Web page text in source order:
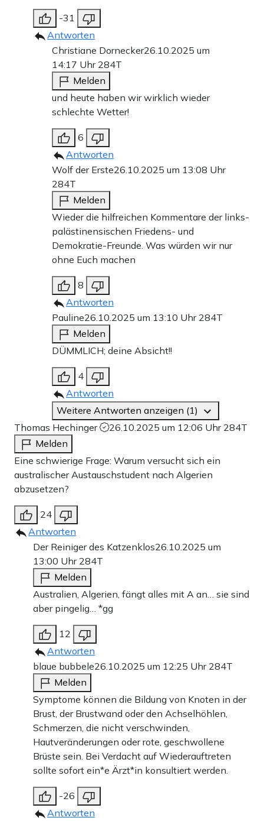
-31
Antworten
Christiane Dornecker26.10.2025 um
14:17 Uhr 284T
Melden
und heute haben wir wirklich wieder
schlechte Wetter!
6
Antworten
Wolf der Erste26.10.2025 um 13:08 Uhr
284T
Melden
Wieder die hilfreichen Kommentare der links-
palästinensischen Friedens- und
Demokratie-Freunde. Was würden wir nur
ohne Euch machen
8
Antworten
Pauline26.10.2025 um 13:10 Uhr 284T
Melden
DÜMMLICH; deine Absicht!!
4
Antworten
Weitere Antworten anzeigen (1)
Thomas Hechinger
26.10.2025 um 12:06 Uhr 284T
Melden
Eine schwierige Frage: Warum versucht sich ein
australischer Austauschstudent nach Algerien
abzusetzen?
24
Antworten
Der Reiniger des Katzenklos26.10.2025 um
13:00 Uhr 284T
Melden
Australien, Algerien, fängt alles mit A an… sie sind
aber pingelig… *gg
12
Antworten
blaue bubbele26.10.2025 um 12:25 Uhr 284T
Melden
Symptome können die Bildung von Knoten in der
Brust, der Brustwand oder den Achselhöhlen,
Schmerzen, die nicht verschwinden,
Hautveränderungen oder rote, geschwollene
Brüste sein. Bei Verdacht auf Wiederauftreten
sollte sofort ein*e Ärzt*in konsultiert werden.
-26
Antworten